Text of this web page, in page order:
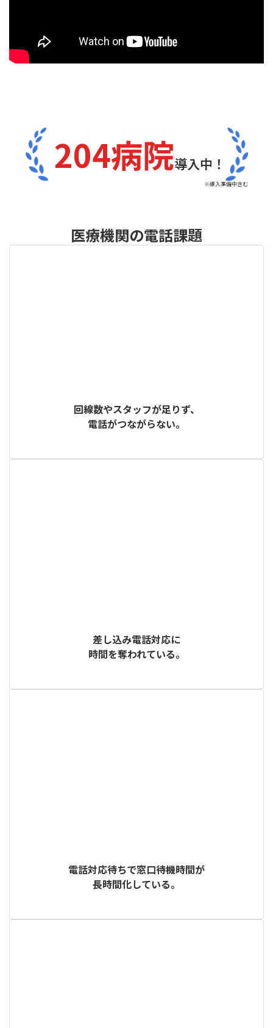
204病院導入中！
※導入準備中含む
医療機関の電話課題
回線数やスタッフが足りず、
電話がつながらない。
差し込み電話対応に
時間を奪われている。
電話対応待ちで窓口待機時間が
長時間化している。